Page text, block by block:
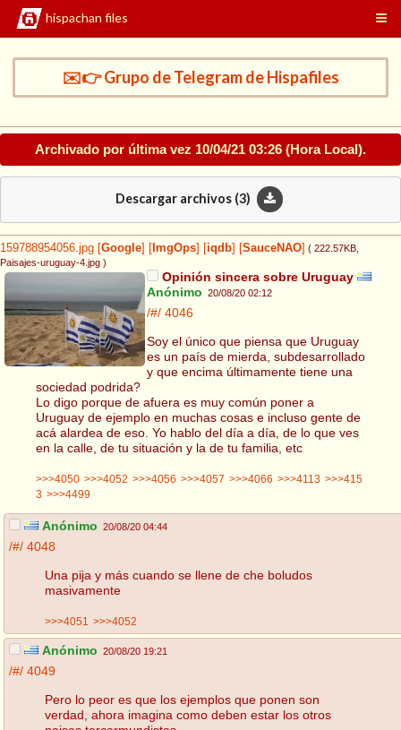
hispachan files
✉️👉 Grupo de Telegram de Hispafiles
Archivado por última vez 10/04/21 03:26 (Hora Local).
Descargar archivos (3)
159788954056.jpg Google ImgOps iqdb SauceNAO ( 222.57KB
Paisajes-uruguay-4.jpg )
Opinión sincera sobre Uruguay
Anónimo 20/08/20 02:12
/#/ 4046
Soy el único que piensa que Uruguay
es un país de mierda, subdesarrollado
y que encima últimamente tiene una
sociedad podrida?
Lo digo porque de afuera es muy común poner a
Uruguay de ejemplo en muchas cosas e incluso gente de
acá alardea de eso. Yo hablo del día a día, de lo que ves
en la calle, de tu situación y la de tu familia, etc
>>>4050 >>>4052 >>>4056 >>>4057 >>>4066 >>>4113 >>>415
3 >>>4499
Anónimo 20/08/20 04:44
/#/ 4048
Una pija y más cuando se llene de che boludos
masivamente
>>>4051 >>>4052
Anónimo 20/08/20 19:21
/#/ 4049
Pero lo peor es que los ejemplos que ponen son
verdad, ahora imagina como deben estar los otros